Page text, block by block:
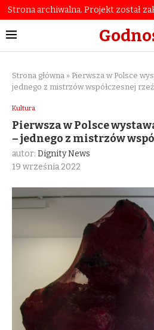
Strona archiwalna. Projekt został
Strona główna » Pierwsza w Polsce
jednego z mistrzów współczesnej
Kultura
Pierwsza w Polsce
– jednego z mistrzów
autor: Dignity News
19 września 2022